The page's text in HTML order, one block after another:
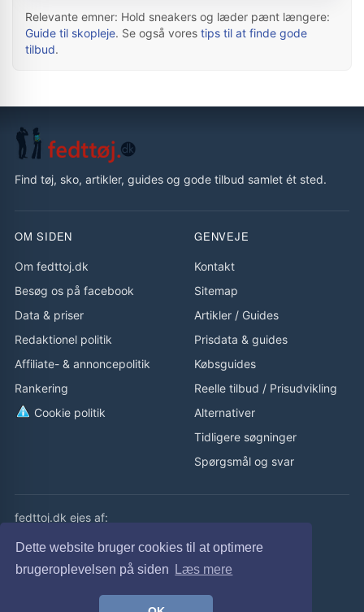
Dette website bruger cookies til at optimere
brugeroplevelsen på siden
Læs mere
Relevante emner: Hold sneakers og læder pænt længere:
Guide til skopleje. Se også vores tips til at finde gode
tilbud.
Find tøj, sko, artikler, guides og gode tilbud samlet ét sted.
OM SIDEN
Om fedttoj.dk
Besøg os på facebook
Data & priser
Redaktionel politik
Affiliate- & annoncepolitik
Rankering
Cookie politik
GENVEJE
Kontakt
Sitemap
Artikler / Guides
Prisdata & guides
Købsguides
Reelle tilbud / Prisudvikling
Alternativer
Tidligere søgninger
Spørgsmål og svar
fedttoj.dk ejes af:
eLaursen ApS
Cvr: 32308929